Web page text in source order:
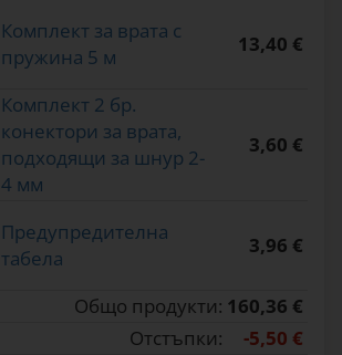
Комплект за врата с
пружина 5 м
13,40 €
Комплект 2 бр.
конектори за врата,
подходящи за шнур 2-
4 мм
3,60 €
Предупредителна
табела
3,96 €
Общо продукти: 160,36 €
Отстъпки:
-5,50 €